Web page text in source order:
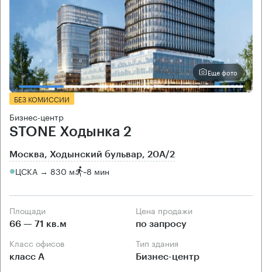
Еще фото
БЕЗ КОМИССИИ
Бизнес-центр
STONE Ходынка 2
Москва, Ходынский бульвар, 20А/2
ЦСКА → 830 м ~8 мин
Площади
66 — 71 кв.м
Цена продажи
по запросу
Класс офисов
класс А
Тип здания
Бизнес-центр